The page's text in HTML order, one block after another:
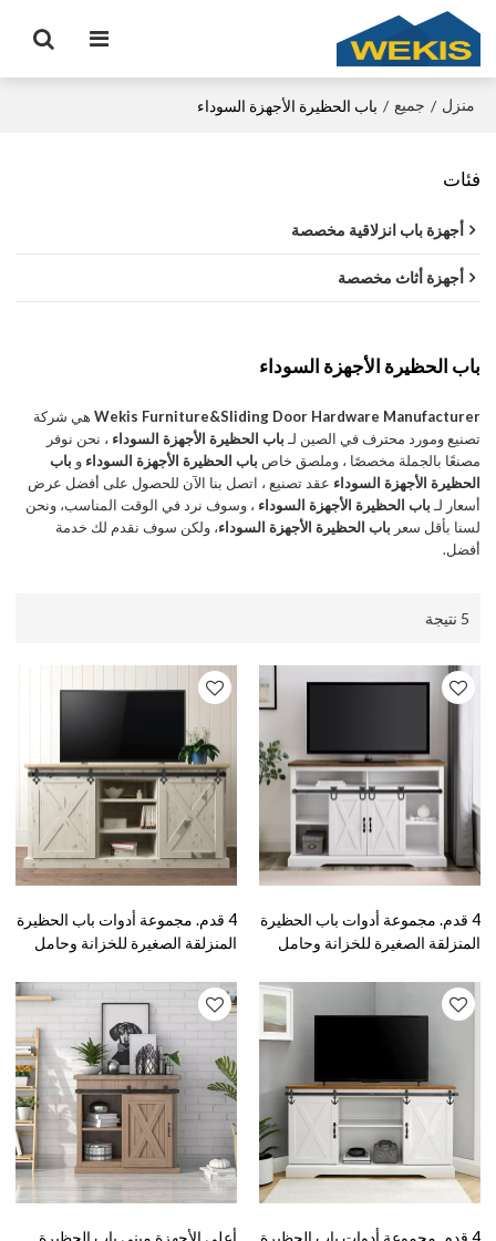
منزل / جميع / باب الحظيرة الأجهزة السوداء
فئات
أجهزة باب انزلاقية مخصصة
أجهزة أثاث مخصصة
باب الحظيرة الأجهزة السوداء
Wekis Furniture&Sliding Door Hardware Manufacturer هي شركة
تصنيع ومورد محترف في الصين لـ باب الحظيرة الأجهزة السوداء ، نحن نوفر
مصنعًا بالجملة مخصصًا ، وملصق خاص باب الحظيرة الأجهزة السوداء و باب
الحظيرة الأجهزة السوداء عقد تصنيع ، اتصل بنا الآن للحصول على أفضل عرض
أسعار لـ باب الحظيرة الأجهزة السوداء ، وسوف نرد في الوقت المناسب، ونحن
لسنا بأقل سعر باب الحظيرة الأجهزة السوداء، ولكن سوف نقدم لك خدمة
أفضل.
5 نتيجة
4 قدم. مجموعة أدوات باب الحظيرة
المنزلقة الصغيرة للخزانة وحامل
حدوة حصان
4 قدم. مجموعة أدوات باب الحظيرة
المنزلقة الصغيرة للخزانة وحامل
4 قدم. مجموعة أدوات باب الحظيرة
أعلى الأجهزة ميني باب الحظيرة